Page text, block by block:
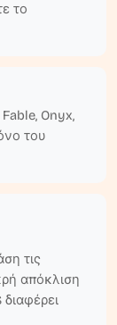
το
Onyx,
του
τις
απόκλιση